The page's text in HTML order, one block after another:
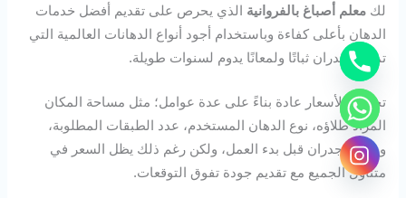
لكمعلم أصباغ بالفروانية الذي يحرص على تقديم أفضل خدمات
الدهان بأعلى كفاءة وباستخدام أجود أنواع الدهانات العالمية التي
تمنح الجدران ثباتًا ولمعانًا يدوم لسنوات طويلة.
تختلف الأسعار عادة بناءً على عدة عوامل؛ مثل مساحة المكان
المراد طلاؤه، نوع الدهان المستخدم، عدد الطبقات المطلوبة،
وحالة الجدران قبل بدء العمل، ولكن رغم ذلك يظل السعر في
متناول الجميع مع تقديم جودة تفوق التوقعات.